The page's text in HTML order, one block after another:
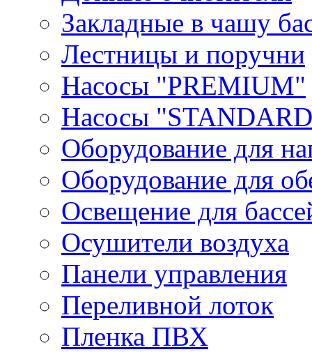
Закладные в чашу
Лестницы и поручни
Насосы "PREMIUM"
Насосы
Оборудование для
Оборудование для
Освещение для
Осушители воздуха
Панели управления
Переливной лоток
Пленка ПВХ